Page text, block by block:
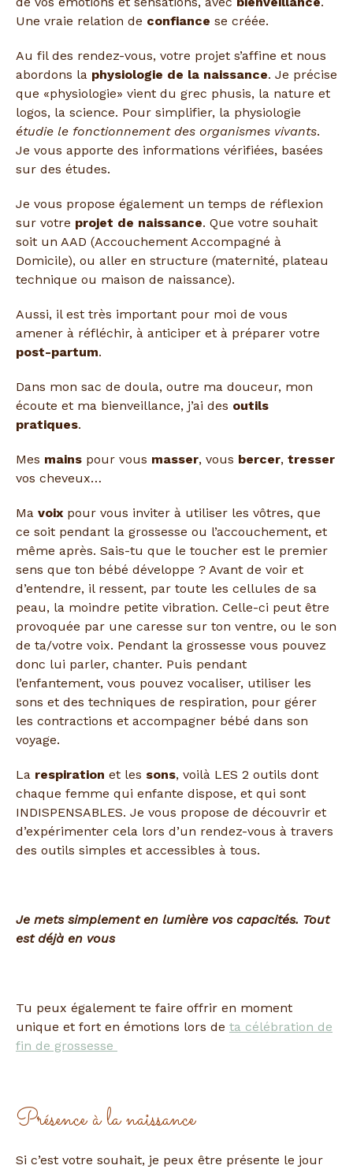
Une vraie relation de confiance se créée.
Au fil des rendez-vous, votre projet s’affine et nous
abordons la physiologie de la naissance. Je précise
que «physiologie» vient du grec phusis, la nature et
logos, la science. Pour simplifier, la physiologie
étudie le fonctionnement des organismes vivants.
Je vous apporte des informations vérifiées, basées
sur des études.
Je vous propose également un temps de réflexion
sur votre projet de naissance. Que votre souhait
soit un AAD (Accouchement Accompagné à
Domicile), ou aller en structure (maternité, plateau
technique ou maison de naissance).
Aussi, il est très important pour moi de vous
amener à réfléchir, à anticiper et à préparer votre
post-partum.
Dans mon sac de doula, outre ma douceur, mon
écoute et ma bienveillance, j’ai des outils
pratiques.
Mes mains pour vous masser, vous bercer, tresser
vos cheveux…
Ma voix pour vous inviter à utiliser les vôtres, que
ce soit pendant la grossesse ou l’accouchement, et
même après. Sais-tu que le toucher est le premier
sens que ton bébé développe ? Avant de voir et
d’entendre, il ressent, par toute les cellules de sa
peau, la moindre petite vibration. Celle-ci peut être
provoquée par une caresse sur ton ventre, ou le son
de ta/votre voix. Pendant la grossesse vous pouvez
donc lui parler, chanter. Puis pendant
l’enfantement, vous pouvez vocaliser, utiliser les
sons et des techniques de respiration, pour gérer
les contractions et accompagner bébé dans son
voyage.
La respiration et les sons, voilà LES 2 outils dont
chaque femme qui enfante dispose, et qui sont
INDISPENSABLES. Je vous propose de découvrir et
d’expérimenter cela lors d’un rendez-vous à travers
des outils simples et accessibles à tous.
Je mets simplement en lumière vos capacités. Tout
est déjà en vous
Tu peux également te faire offrir en moment
unique et fort en émotions lors de ta célébration de
fin de grossesse
Présence à la naissance
Si c’est votre souhait, je peux être présente le jour